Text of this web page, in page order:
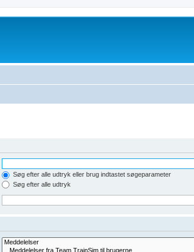
Søg efter alle udtryk eller brug indtastet søgeparameter
Søg efter alle udtryk